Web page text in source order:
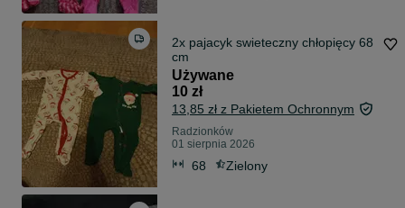
2x pajacyk swieteczny chłopięcy 68
cm
Używane
10 zł
13,85 zł z Pakietem Ochronnym
Radzionków
01 sierpnia 2026
68 Zielony